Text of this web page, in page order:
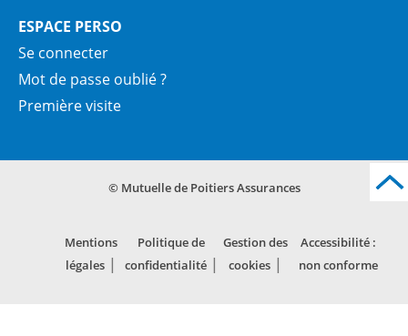
ESPACE PERSO
Se connecter
Mot de passe oublié ?
Première visite
© Mutuelle de Poitiers Assurances
Mentions
légales
Politique de
confidentialité
Gestion des
cookies
Accessibilité :
non conforme